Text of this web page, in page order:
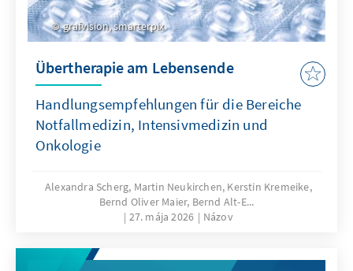
grafvision, smarterpix
Übertherapie am Lebensende
Handlungsempfehlungen für die Bereiche
Notfallmedizin, Intensivmedizin und
Onkologie
Alexandra Scherg, Martin Neukirchen, Kerstin Kremeike,
Bernd Oliver Maier, Bernd Alt-E...
27. mája 2026
Názov